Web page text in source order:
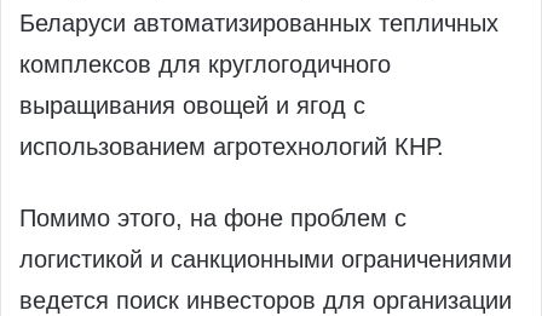
Беларуси автоматизированных тепличных
комплексов для круглогодичного
выращивания овощей и ягод с
использованием агротехнологий КНР.
Помимо этого, на фоне проблем с
логистикой и санкционными ограничениями
ведется поиск инвесторов для организации